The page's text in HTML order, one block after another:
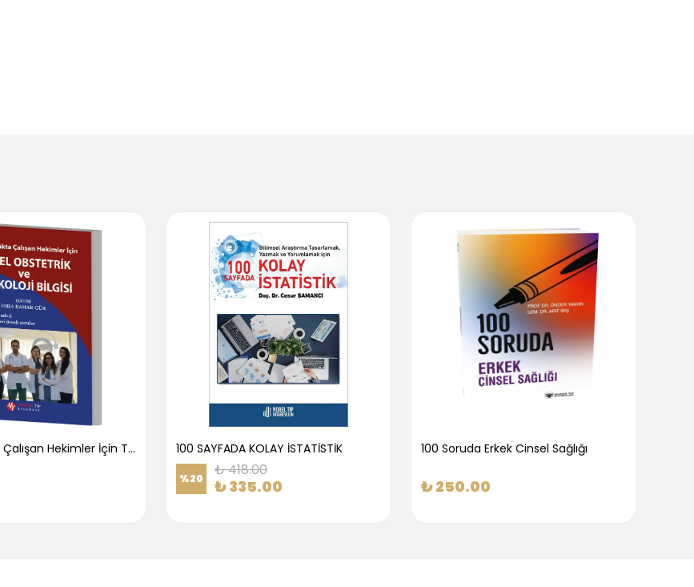
1.Basamakta Çalışan Hekimler İçin Temel Obstetrik Ve Jinekoloji Bilgisi 100 SAYFADA KOLAY İSTATİSTİK
%20 ₺ 418.00
₺ 335.00
100 Soruda Erkek Cinsel Sağlığı
₺ 250.00